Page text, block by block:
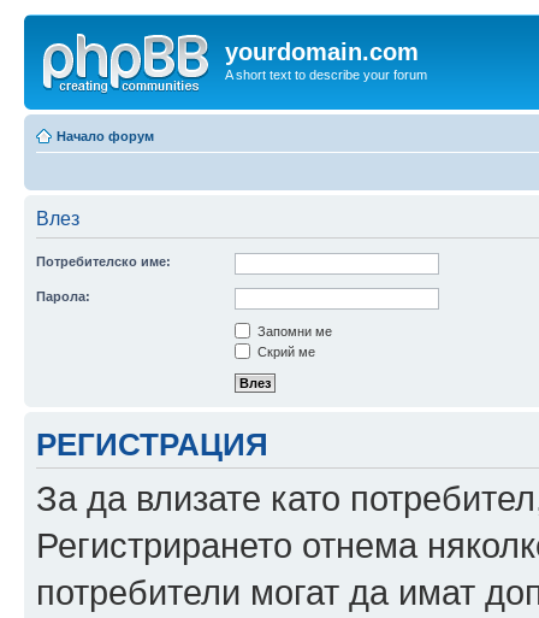
yourdomain.com
A short text to describe your forum
Начало форум
Влез
Потребителско име:
Парола:
Запомни ме
Скрий ме
РЕГИСТРАЦИЯ
За да влизате като
Регистрирането отнема
потребители могат да имат